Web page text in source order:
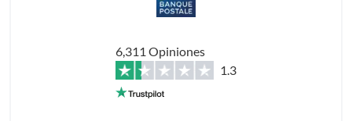
6,311 Opiniones
1.3